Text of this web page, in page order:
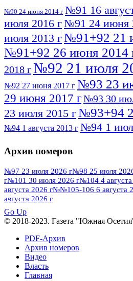
№90 24 июня 2014 г №91 16
июля 2016 г№91 24 июня
июля 2013 г№91+92 21
№91+92 26 июня 2014
2018 г№92 21 июля
№92 27 июня 2017 г №93 23
29 июня 2017 г№93 30
23 июля 2015 г№93+94
№94 1 августа 2013 г №94 1
№95 7 августа 2012 г
№95 28 июля 2016 г
2013 г№96 6 июля 2017 г
2012 г №96 28 июля 2015 г
№96+97 30 июля 2016 г
№97 11
№97 30 июля 2015 г
№98 2 августа 2016 г
августа 2013 г
Архив номеров
№97 23 июля 2026 г№98 25 июля
г№101 30 июля 2026 г№104 4
августа 2026 г№№105-106 6 августа
августа 2026 г
ПОСМОТРЕТЬ ВСЕ
Go Up
© 2018-2023. Газета "Южная
PDF-Архив
Архив номеров
Видео
Власть
Главная